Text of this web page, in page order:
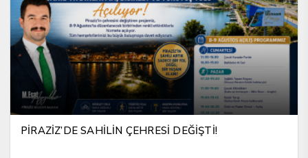
PİRAZİZ’DE SAHİLİN ÇEHRESİ DEĞİŞTİ!